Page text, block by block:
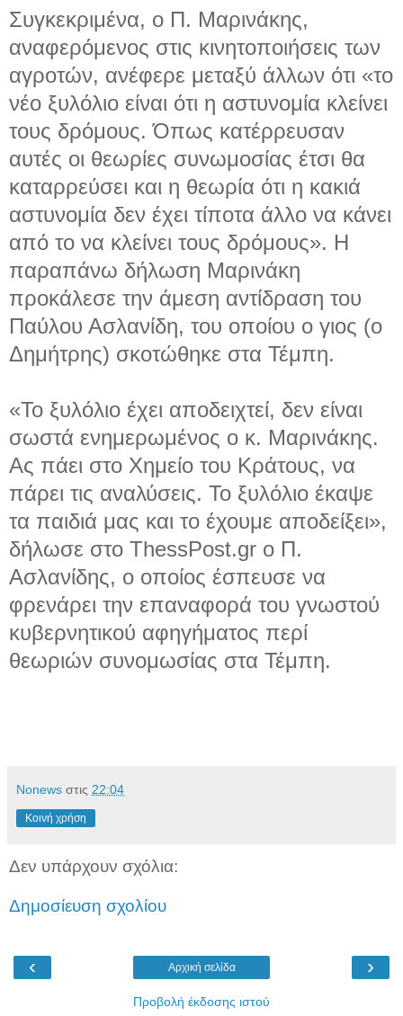
Συγκεκριμένα, ο Π. Μαρινάκης,
αναφερόμενος στις κινητοποιήσεις των
αγροτών, ανέφερε μεταξύ άλλων ότι «το
νέο ξυλόλιο είναι ότι η αστυνομία κλείνει
τους δρόμους. Όπως κατέρρευσαν
αυτές οι θεωρίες συνωμοσίας έτσι θα
καταρρεύσει και η θεωρία ότι η κακιά
αστυνομία δεν έχει τίποτα άλλο να κάνει
από το να κλείνει τους δρόμους». Η
παραπάνω δήλωση Μαρινάκη
προκάλεσε την άμεση αντίδραση του
Παύλου Ασλανίδη, του οποίου ο γιος (ο
Δημήτρης) σκοτώθηκε στα Τέμπη.
«Το ξυλόλιο έχει αποδειχτεί, δεν είναι
σωστά ενημερωμένος ο κ. Μαρινάκης.
Ας πάει στο Χημείο του Κράτους, να
πάρει τις αναλύσεις. Το ξυλόλιο έκαψε
τα παιδιά μας και το έχουμε αποδείξει»,
δήλωσε στο ThessPost.gr ο Π.
Ασλανίδης, ο οποίος έσπευσε να
φρενάρει την επαναφορά του γνωστού
κυβερνητικού αφηγήματος περί
θεωριών συνομωσίας στα Τέμπη.
Νonews στις 22:04
Κοινή χρήση
Δεν υπάρχουν σχόλια:
Δημοσίευση σχολίου
‹ ›
Αρχική σελίδα
Προβολή έκδοσης ιστού